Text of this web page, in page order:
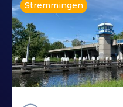
Stremmingen